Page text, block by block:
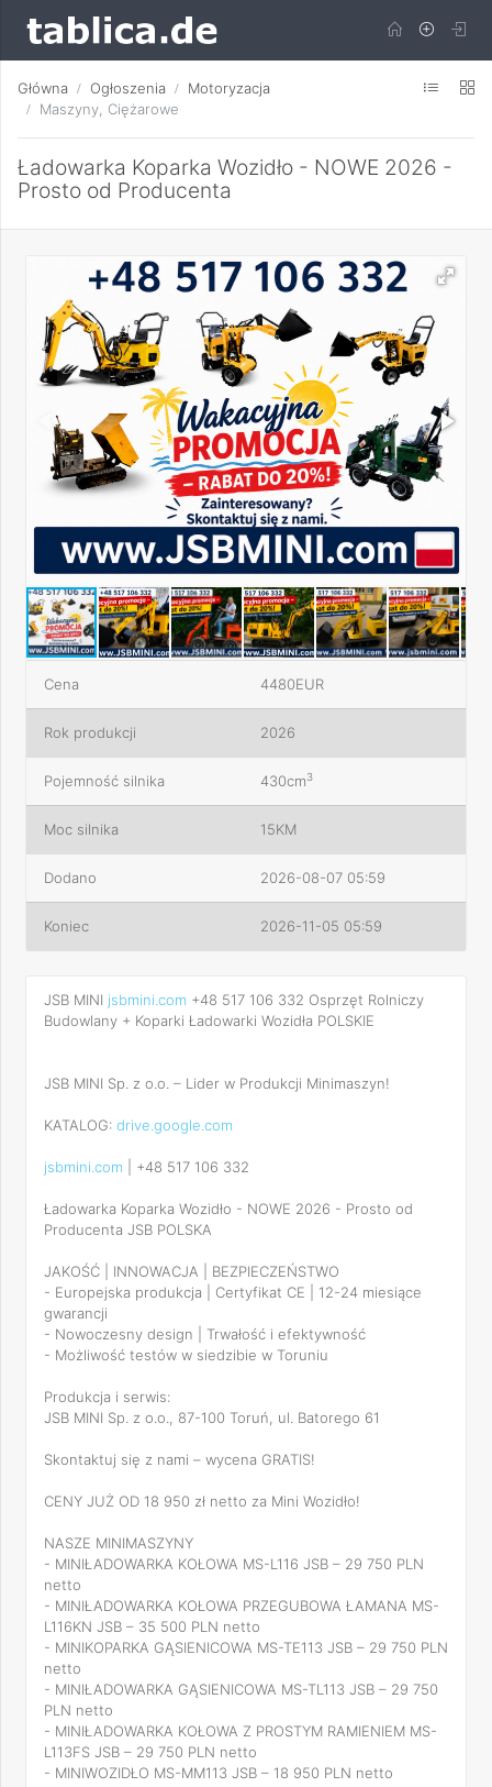
Główna Ogłoszenia
Motoryzacja
Maszyny, Ciężarowe
Ładowarka Koparka Wozidło - NOWE 2026 -
Prosto od Producenta
Cena 4480EUR
Rok produkcji 2026
Pojemność silnika 430cm3
Moc silnika 15KM
Dodano 2026-08-07 05:59
Koniec 2026-11-05 05:59
JSB MINI jsbmini.com +48 517 106 332 Osprzęt Rolniczy
Budowlany + Koparki Ładowarki Wozidła POLSKIE
JSB MINI Sp. z o.o. – Lider w Produkcji Minimaszyn!
KATALOG: drive.google.com
jsbmini.com | +48 517 106 332
Ładowarka Koparka Wozidło - NOWE 2026 - Prosto od
Producenta JSB POLSKA
JAKOŚĆ | INNOWACJA | BEZPIECZEŃSTWO
- Europejska produkcja | Certyfikat CE | 12-24 miesiące
gwarancji
- Nowoczesny design | Trwałość i efektywność
- Możliwość testów w siedzibie w Toruniu
Produkcja i serwis:
JSB MINI Sp. z o.o., 87-100 Toruń, ul. Batorego 61
Skontaktuj się z nami – wycena GRATIS!
CENY JUŻ OD 18 950 zł netto za Mini Wozidło!
NASZE MINIMASZYNY
- MINIŁADOWARKA KOŁOWA MS-L116 JSB – 29 750 PLN
netto
- MINIŁADOWARKA KOŁOWA PRZEGUBOWA ŁAMANA MS-
L116KN JSB – 35 500 PLN netto
- MINIKOPARKA GĄSIENICOWA MS-TE113 JSB – 29 750 PLN
netto
- MINIŁADOWARKA GĄSIENICOWA MS-TL113 JSB – 29 750
PLN netto
- MINIŁADOWARKA KOŁOWA Z PROSTYM RAMIENIEM MS-
L113FS JSB – 29 750 PLN netto
- MINIWOZIDŁO MS-MM113 JSB – 18 950 PLN netto